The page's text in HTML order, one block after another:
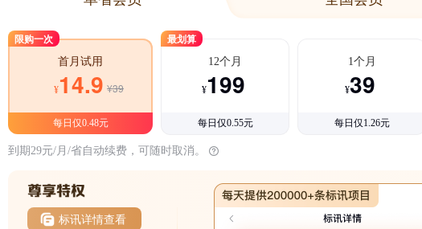
限购一次
首月试用
¥14.9 ¥39
每日仅0.48元
最划算
12个月
¥199
每日仅0.55元
1个月
¥39
每日仅1.26元
到期29元/月/省自动续费，可随时取消。
标讯详情查看